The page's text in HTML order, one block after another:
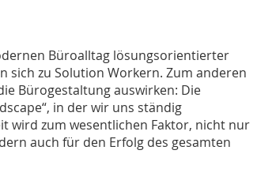
Büroalltag lösungsorientierter
sich zu Solution Workern. Zum anderen
Bürogestaltung auswirken: Die
in der wir uns ständig
wird zum wesentlichen Faktor, nicht nur
auch für den Erfolg des gesamten